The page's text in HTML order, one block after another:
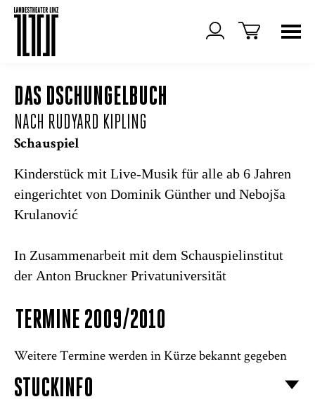
DAS DSCHUNGELBUCH
NACH RUDYARD KIPLING
Schauspiel
Kinderstück mit Live-Musik für alle ab 6 Jahren
eingerichtet von Dominik Günther und Nebojša
Krulanović
In Zusammenarbeit mit dem Schauspielinstitut
der Anton Bruckner Privatuniversität
TERMINE 2009/2010
Weitere Termine werden in Kürze bekannt gegeben
STÜCKINFO